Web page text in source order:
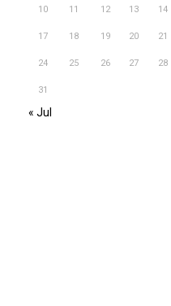
10 11 12 13 14
17 18 19 20 21
24 25 26 27 28
31
« Jul